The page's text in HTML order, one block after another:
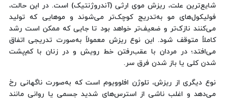
شایع‌ترین علت، ریزش موی ارثی (آندروژنتیک) است. در این حالت،
فولیکول‌های مو به‌تدریج کوچک‌تر می‌شوند و موهایی که تولید
می‌کنند نازک‌تر و ضعیف‌تر خواهد بود تا جایی که ممکن است رشد
کاملاً متوقف شود. این نوع ریزش معمولاً به‌صورت تدریجی اتفاق
می‌افتد؛ در مردان با عقب‌رفتن خط رویش و در زنان با کم‌پشت
شدن کلی یا باز شدن فرق سر.
نوع دیگری از ریزش، تلوژن افلوویوم است که به‌صورت ناگهانی رخ
می‌دهد و اغلب ناشی از استرس‌های شدید جسمی یا روانی مانند